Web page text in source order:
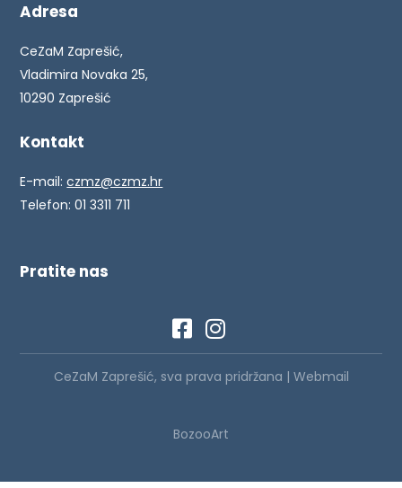
Adresa
CeZaM Zaprešić,
Vladimira Novaka 25,
10290 Zaprešić
Kontakt
E-mail:czmz@czmz.hr
Telefon: 01 3311 711
Pratite nas
CeZaM Zaprešić, sva prava pridržana | Webmail
BozooArt